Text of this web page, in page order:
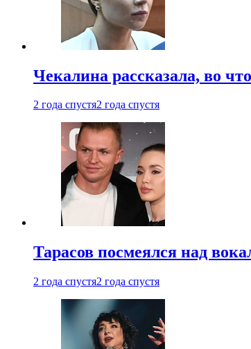
Чекалина рассказала, во
2 года спустя2 года спустя
Тарасов посмеялся над
2 года спустя2 года спустя